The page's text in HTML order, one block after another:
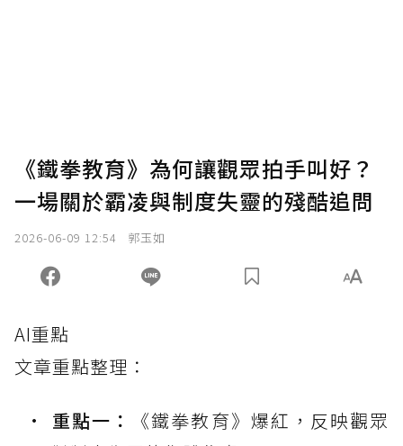
《鐵拳教育》為何讓觀眾拍手叫好？
一場關於霸凌與制度失靈的殘酷追問
2026-06-09 12:54 郭玉如
AI重點
文章重點整理：
重點一：
《鐵拳教育》爆紅，反映觀眾